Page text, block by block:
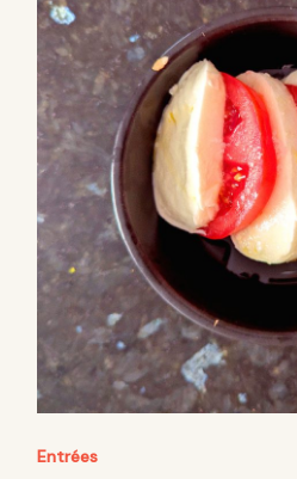
Entrées